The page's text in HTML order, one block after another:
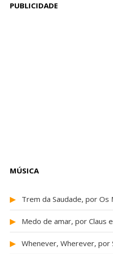
PUBLICIDADE
MÚSICA
▶ Trem da Saudade, por Os
▶ Medo de amar, por Claus
▶ Whenever, Wherever, por